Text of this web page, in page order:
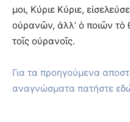
μοι, Κύριε Κύριε,
οὐρανῶν, ἀλλ’ ὁ ποιῶν τὸ
τοῖς οὐρανοῖς.
Για τα προηγούμενα
αναγνώσματα πατήστε